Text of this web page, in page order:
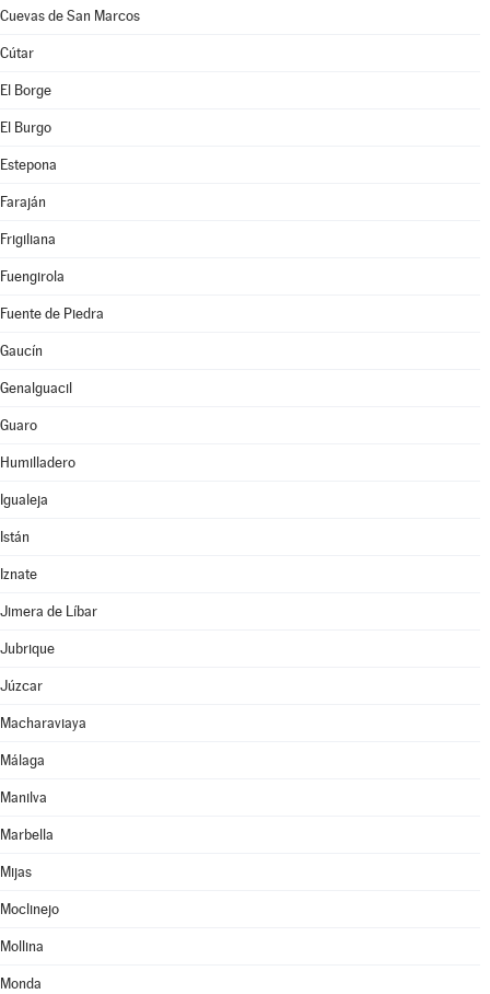
Cuevas de San Marcos
Cútar
El Borge
El Burgo
Estepona
Faraján
Frigiliana
Fuengirola
Fuente de Piedra
Gaucín
Genalguacil
Guaro
Humilladero
Igualeja
Istán
Iznate
Jimera de Líbar
Jubrique
Júzcar
Macharaviaya
Málaga
Manilva
Marbella
Mijas
Moclinejo
Mollina
Monda